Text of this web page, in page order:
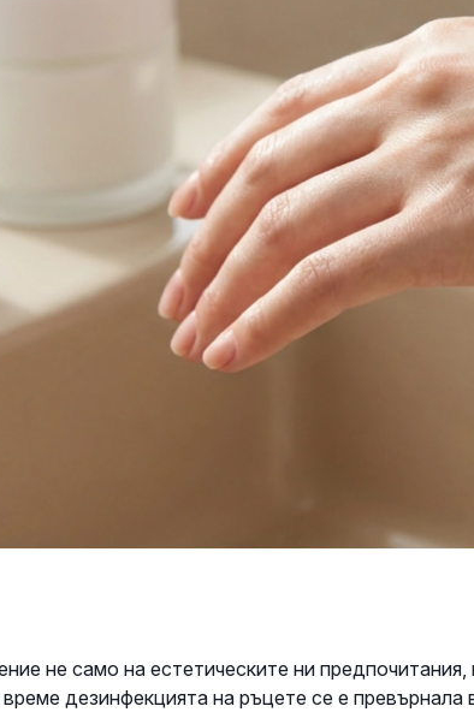
не само на естетическите ни предпочитания,
дезинфекцията на ръцете се е превърнала